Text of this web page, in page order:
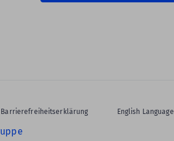
Barrierefreiheitserklärung English Language